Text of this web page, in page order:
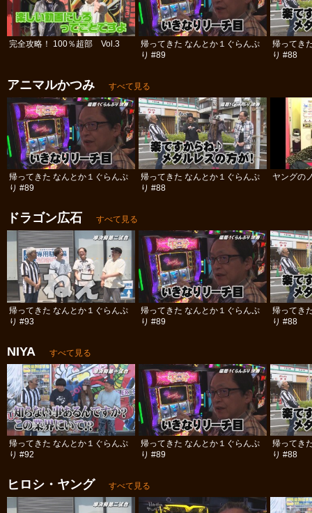
完全攻略！ 100％超部 Vol.3
帰ってきた なんとか１ぐらんぷ
り #89
帰ってき
り #88
アニマルかつみ すべて見る
帰ってきた なんとか１ぐらんぷ
り #89
帰ってきた なんとか１ぐらんぷ
り #88
ヤングの
ドラゴン広石 すべて見る
帰ってきた なんとか１ぐらんぷ
り #93
帰ってきた なんとか１ぐらんぷ
り #89
帰ってき
り #88
NIYA すべて見る
帰ってきた なんとか１ぐらんぷ
り #92
帰ってきた なんとか１ぐらんぷ
り #89
帰ってき
り #88
ヒロシ・ヤング すべて見る